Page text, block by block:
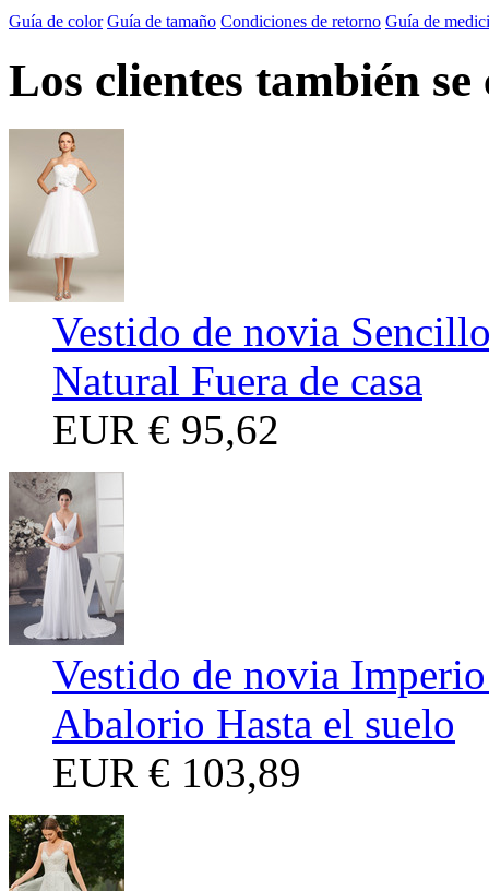
Guía de color Guía de tamaño Condiciones de retorno Guía de
Los clientes también se
Vestido de novia
Natural Fuera de casa
EUR € 95,62
Vestido de novia
Abalorio Hasta el suelo
EUR € 103,89